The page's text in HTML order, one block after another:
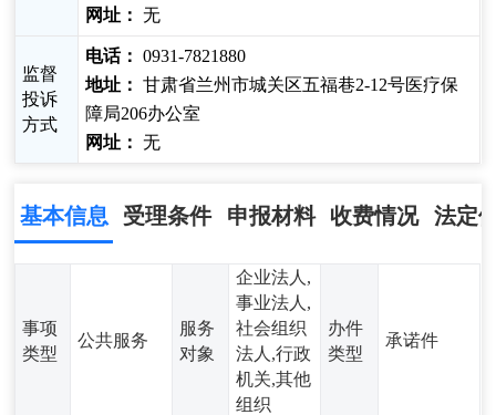
网址： 无
监督
投诉
方式
电话： 0931-7821880
地址： 甘肃省兰州市城关区五福巷2-12号医疗保
障局206办公室
网址： 无
基本信息 受理条件 申报材料 收费情况 法定
事项
类型
公共服务
服务
对象
企业法人,
事业法人,
社会组织
法人,行政
机关,其他
组织
办件
类型
承诺件